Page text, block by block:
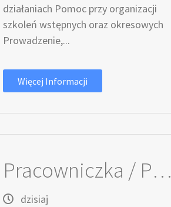
działaniach Pomoc przy organizacji
szkoleń wstępnych oraz okresowych
Prowadzenie,...
Więcej Informacji
Pracowniczka / Pracownik ds. Utrzymania Terenów Zewnętrznych
dzisiaj